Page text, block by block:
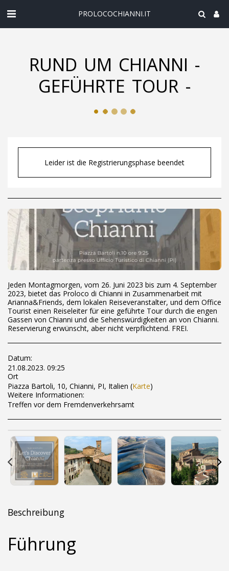
PROLOCOCHIANNI.IT
RUND UM CHIANNI -
GEFÜHRTE TOUR -
Leider ist die Registrierungsphase beendet
Jeden Montagmorgen, vom 26. Juni 2023 bis zum 4. September
2023, bietet das Proloco di Chianni in Zusammenarbeit mit
Arianna&Friends, dem lokalen Reiseveranstalter, und dem Office
Tourist einen Reiseleiter für eine geführte Tour durch die engen
Gassen von Chianni und die Sehenswürdigkeiten an von Chianni.
Reservierung erwünscht, aber nicht verpflichtend. FREI.
Datum:
21.08.2023. 09:25
Ort
Piazza Bartoli, 10, Chianni, PI, Italien (Karte)
Weitere Informationen:
Treffen vor dem Fremdenverkehrsamt
Beschreibung
Führung